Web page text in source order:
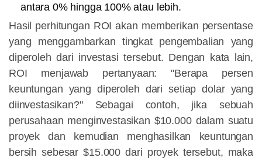
antara 0% hingga 100% atau lebih.
Hasil perhitungan ROI akan memberikan persentase
yang menggambarkan tingkat pengembalian yang
diperoleh dari investasi tersebut. Dengan kata lain,
ROI menjawab pertanyaan: "Berapa persen
keuntungan yang diperoleh dari setiap dolar yang
diinvestasikan?" Sebagai contoh, jika sebuah
perusahaan menginvestasikan $10.000 dalam suatu
proyek dan kemudian menghasilkan keuntungan
bersih sebesar $15.000 dari proyek tersebut, maka